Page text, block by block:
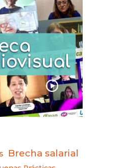
Brecha salarial